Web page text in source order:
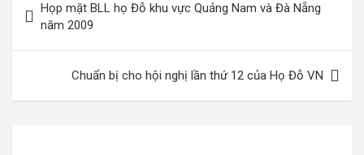
hướng
bài
Họp mặt BLL họ Đỗ khu vực Quảng Nam và Đà Nẵng
năm 2009
Chuẩn bị cho hội nghị lần thứ 12 của Họ Đỗ VN